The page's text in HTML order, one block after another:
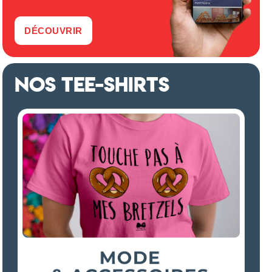
DÉCOUVRIR
NOS TEE-SHIRTS